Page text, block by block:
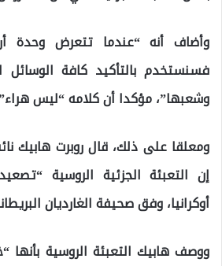
وأضاف أنه “عندما تتعرض وحدة
فسنستخدم بالتأكيد كافة الوسائل
وشعبها”، مؤكدا أن كلامه “ليس
ومعلقا على ذلك، قال روبرت هابيك
إن التعبئة الجزئية الروسية
أوكرانيا، وفق صحيفة الغارديان
ووصف هابيك التعبئة الروسية بأنها